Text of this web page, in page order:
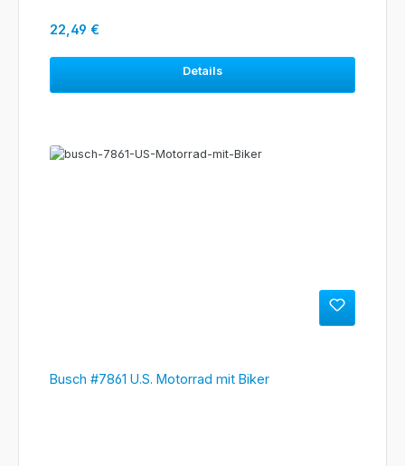
Regulärer Preis:
22,49 €
Details
Busch #7861 U.S. Motorrad mit Biker